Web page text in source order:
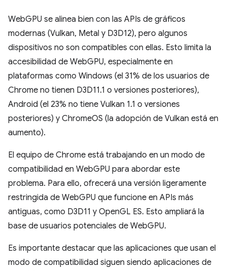
WebGPU se alinea bien con las APIs de gráficos
modernas (Vulkan, Metal y D3D12), pero algunos
dispositivos no son compatibles con ellas. Esto limita la
accesibilidad de WebGPU, especialmente en
plataformas como Windows (el 31% de los usuarios de
Chrome no tienen D3D11.1 o versiones posteriores),
Android (el 23% no tiene Vulkan 1.1 o versiones
posteriores) y ChromeOS (la adopción de Vulkan está en
aumento).
El equipo de Chrome está trabajando en un modo de
compatibilidad en WebGPU para abordar este
problema. Para ello, ofrecerá una versión ligeramente
restringida de WebGPU que funcione en APIs más
antiguas, como D3D11 y OpenGL ES. Esto ampliará la
base de usuarios potenciales de WebGPU.
Es importante destacar que las aplicaciones que usan el
modo de compatibilidad siguen siendo aplicaciones de